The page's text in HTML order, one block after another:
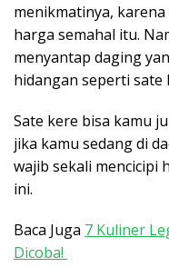
menikmatinya,
harga semahal itu.
menyantap daging
hidangan seperti sate
Sate kere bisa kamu
jika kamu sedang di
wajib sekali mencicipi
ini.
Baca Juga 7 Kuliner
Dicoba!